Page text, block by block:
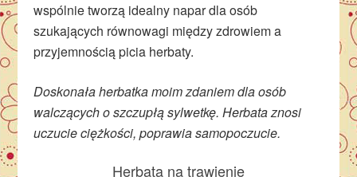
wspólnie tworzą idealny napar dla osób
szukających równowagi między zdrowiem a
przyjemnością picia herbaty.
Doskonała herbatka moim zdaniem dla osób
walczących o szczupłą sylwetkę. Herbata znosi
uczucie ciężkości, poprawia samopoczucie.
Herbata na trawienie